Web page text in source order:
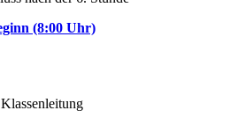
(8:00 Uhr)